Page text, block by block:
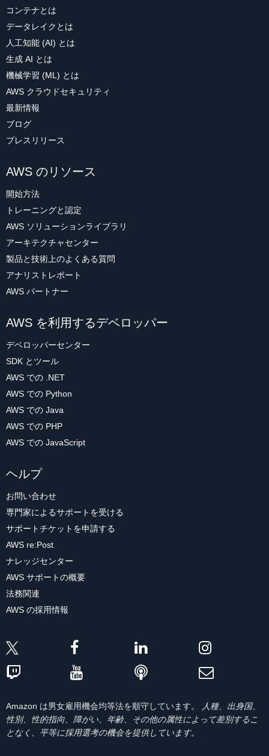
コンテナとは
データレイクとは
人工知能 (AI) とは
生成 AI とは
機械学習 (ML) とは
AWS クラウドセキュリティ
最新情報
ブログ
プレスリリース
AWS のリソース
開始方法
トレーニングと認定
AWS ソリューションライブラリ
アーキテクチャセンター
製品と技術上のよくある質問
アナリストレポート
AWS パートナー
AWS を利用するデベロッパー
デベロッパーセンター
SDK とツール
AWS での .NET
AWS での Python
AWS での Java
AWS での PHP
AWS での JavaScript
ヘルプ
お問い合わせ
専門家によるサポートを受ける
サポートチケットを申請する
AWS re:Post
ナレッジセンター
AWS サポートの概要
法務関連
AWS の採用情報
Amazon は男女雇用機会均等法を順守しています。
人種、出身国、
性別、性的指向、障がい、年齢、その他の属性によって差別するこ
となく、平等に採用選考の機会を提供しています。